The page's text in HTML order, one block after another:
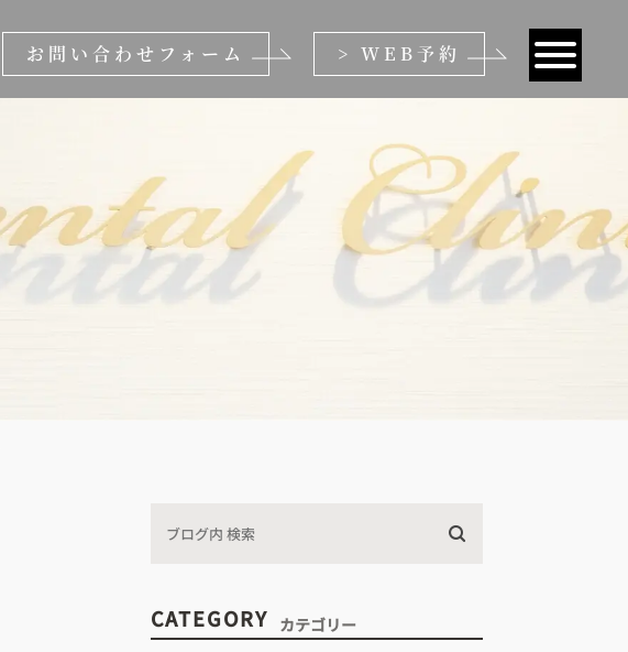
お問い合わせフォーム > WEB予約
CATEGORY カテゴリー